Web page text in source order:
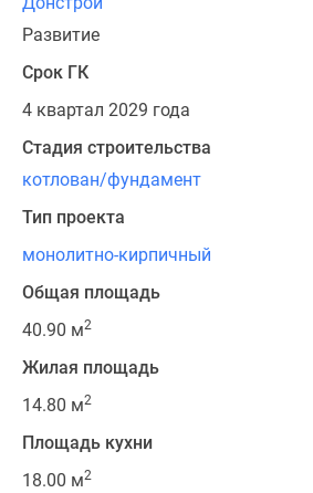
Развитие
Срок ГК
4 квартал 2029 года
Стадия строительства
котлован/фундамент
Тип проекта
монолитно-кирпичный
Общая площадь
40.90 м2
Жилая площадь
14.80 м2
Площадь кухни
18.00 м2